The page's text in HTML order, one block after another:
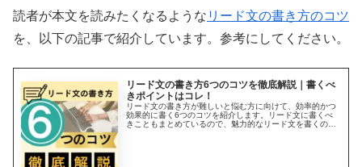
読者が本文を読みたくなるような リード文の書き方のコツ
を、以下の記事で紹介しています。参考にしてください。
リード文の書き方6つのコツを徹底解説｜書くべ
きポイントはコレ！
リード文の書き方が難しいと悩む方に向けて、効率的かつ
効果的に書く6つのコツを紹介します。リード文に書くべ
きこともまとめているので、魅力的なリード文を書くのに